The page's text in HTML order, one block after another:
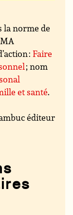
la norme de
:Faire
; nom
et santé.
éditeur